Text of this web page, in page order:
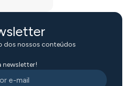
dos nossos conteúdos
newsletter!